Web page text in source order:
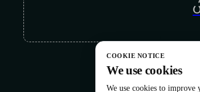
COOKIE NOTICE
We use cookies
We use cookies to improve